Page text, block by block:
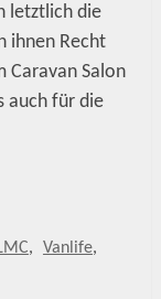
letztlich die
ihnen Recht
Caravan Salon
auch für die
, Vanlife,